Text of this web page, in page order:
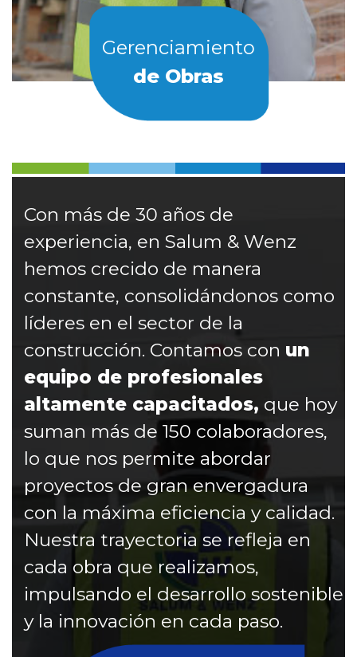
Gerenciamiento
de Obras
Con más de 30 años de
experiencia, en Salum & Wenz
hemos crecido de manera
constante, consolidándonos como
líderes en el sector de la
construcción. Contamos con un
equipo de profesionales
altamente capacitados, que hoy
suman más de 150 colaboradores,
lo que nos permite abordar
proyectos de gran envergadura
con la máxima eficiencia y calidad.
Nuestra trayectoria se refleja en
cada obra que realizamos,
impulsando el desarrollo sostenible
y la innovación en cada paso.